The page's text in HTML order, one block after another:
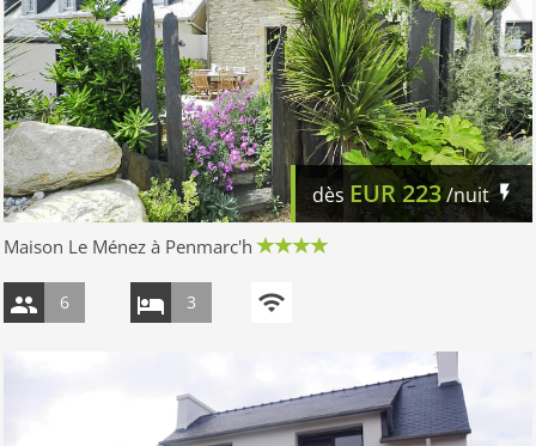
dès EUR223/nuit
Maison Le Ménez à Penmarc'h
6 3